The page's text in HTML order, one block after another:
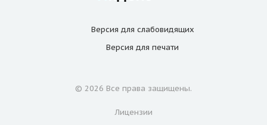
Версия для слабовидящих
Версия для печати
© 2026 Все права защищены.
Лицензии